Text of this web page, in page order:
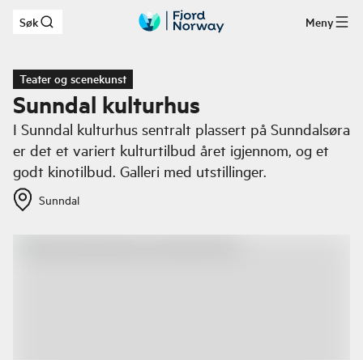
Hopp til hovedinnhold
Søk Meny
Teater og scenekunst
Sunndal kulturhus
I Sunndal kulturhus sentralt plassert på Sunndalsøra
er det et variert kulturtilbud året igjennom, og et
godt kinotilbud. Galleri med utstillinger.
Sunndal